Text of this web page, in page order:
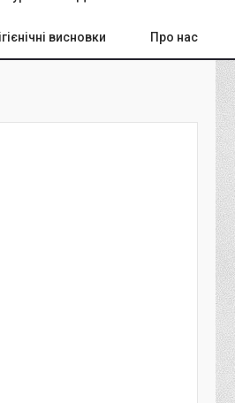
висновки Про нас